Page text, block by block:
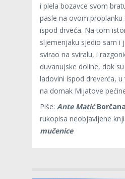
i plela bozavce svom
pasle na ovom proplanku
ispod drveća. Na tom
sljemenjaku sjedio sam i
svirao na sviralu, i
duvanujske doline, dok
ladovini ispod dreverća, u
na domak Mijatove
Piše: Ante Matić
rukopisa neobjavljene
mučenice